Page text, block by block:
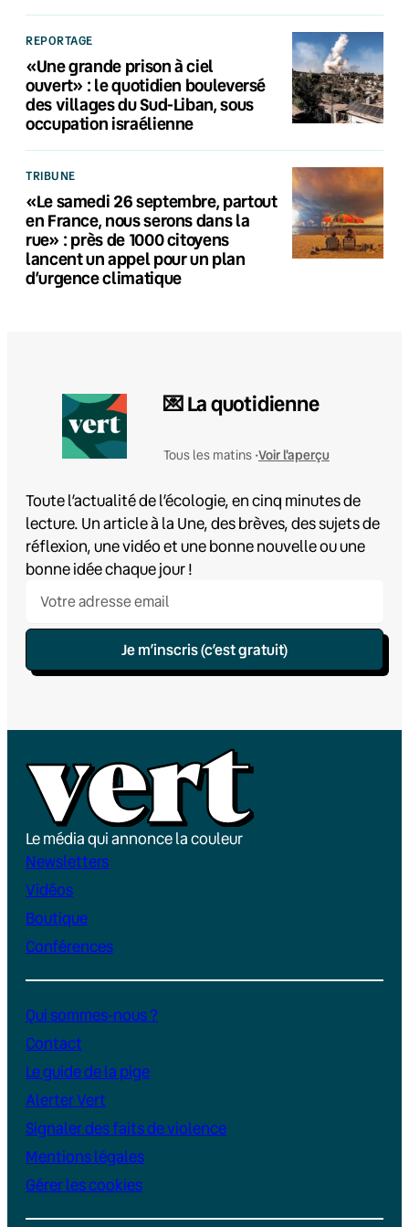
REPORTAGE
«Une grande prison à ciel
ouvert» : le quotidien bouleversé
des villages du Sud-Liban, sous
occupation israélienne
TRIBUNE
«Le samedi 26 septembre, partout
en France, nous serons dans la
rue» : près de 1000 citoyens
lancent un appel pour un plan
d’urgence climatique
💌 La quotidienne
Tous les matins •Voir l'aperçu
Toute l’actualité de l’écologie, en cinq minutes de
lecture. Un article à la Une, des brèves, des sujets de
réflexion, une vidéo et une bonne nouvelle ou une
bonne idée chaque jour !
Je m’inscris (c’est gratuit)
Le média qui annonce la couleur
Newsletters
Vidéos
Boutique
Conférences
Qui sommes-nous ?
Contact
Le guide de la pige
Alerter Vert
Signaler des faits de violence
Mentions légales
Gérer les cookies